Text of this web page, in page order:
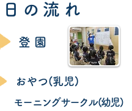
日 の 流 れ
​登 園
​おやつ(乳児)
​モーニングサークル(幼児)